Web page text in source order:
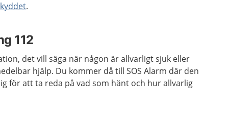
.
112
det vill säga när någon är allvarligt sjuk eller
hjälp. Du kommer då till SOS Alarm där den
för att ta reda på vad som hänt och hur allvarlig